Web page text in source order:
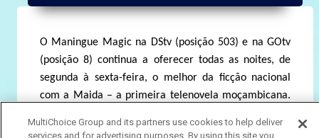
O Maningue Magic na DStv (posição 503) e na GOtv
(posição 8) continua a oferecer todas as noites, de
segunda à sexta-feira, o melhor da ficção nacional
com a Maida – a primeira telenovela moçambicana.
vidas e relações de algumas personagens favoritas a
MultiChoice Group and its partners use cookies to help deliver
services and for advertising purposes. By using this site you